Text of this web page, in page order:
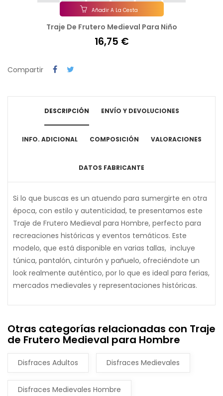
Añadir A La Cesta
Traje De Frutero Medieval Para Niño
16,75 €
Compartir
DESCRIPCIÓN ENVÍO Y DEVOLUCIONES
INFO. ADICIONAL COMPOSICIÓN VALORACIONES
DATOS FABRICANTE
Si lo que buscas es un atuendo para sumergirte en otra
época, con estilo y autenticidad, te presentamos este
Traje de Frutero Medieval para Hombre, perfecto para
recreaciones históricas y eventos temáticos. Este
modelo, que está disponible en varias tallas, incluye
túnica, pantalón, cinturón y pañuelo, ofreciéndote un
look realmente auténtico, por lo que es ideal para ferias,
mercados medievales y representaciones históricas.
Otras categorías relacionadas con Traje
de Frutero Medieval para Hombre
Disfraces Adultos Disfraces Medievales
Disfraces Medievales Hombre